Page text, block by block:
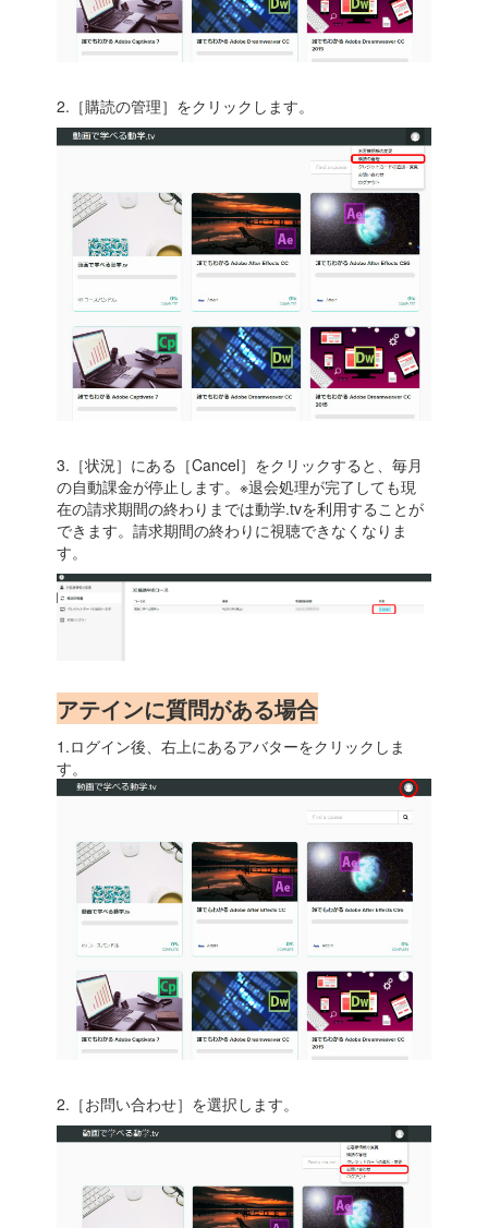
2.［購読の管理］をクリックします。
3.［状況］にある［Cancel］をクリックすると、毎月
の自動課金が停止します。※退会処理が完了しても現
在の請求期間の終わりまでは動学.tvを利用することが
できます。請求期間の終わりに視聴できなくなりま
す。
アテインに質問がある場合
1.ログイン後、右上にあるアバターをクリックしま
す。
2.［お問い合わせ］を選択します。